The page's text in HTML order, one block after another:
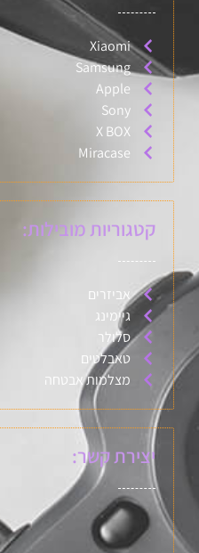
Xiaomi
Samsung
Apple
Sony
X BOX
Miracase
קטגוריות מובילות:
אביזרים
גיימינג
סלולר
טאבלטים
מצלמות אבטחה
יצירת קשר: